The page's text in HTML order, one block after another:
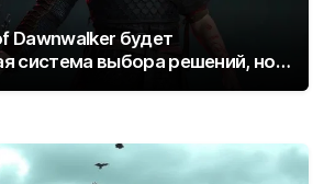
Dawnwalker будет
система выбора решений, но